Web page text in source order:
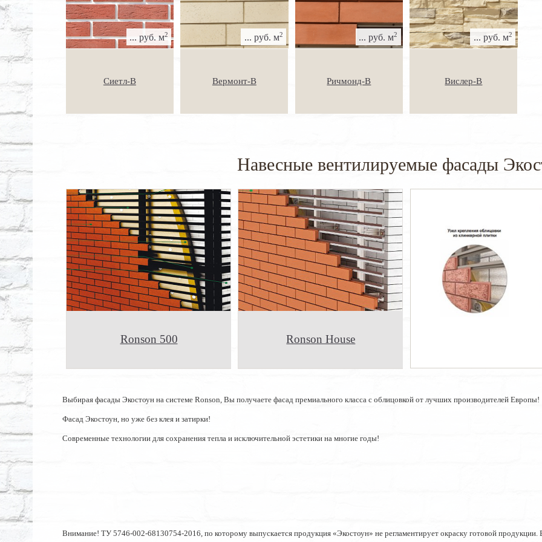
... руб. м2
Сиетл-В
... руб. м2
Вермонт-В
... руб. м2
Ричмонд-В
... руб. м2
Вислер-В
Навесные вентилируемые фасады
Ronson 500 Ronson House
Выбирая фасады Экостоун на системе Ronson, Вы получаете фасад премиального класса с облицовкой от лучших производителей Европы!
Фасад Экостоун, но уже без клея и затирки!
Современные технологии для сохранения тепла и исключительной эстетики на многие годы!
Внимание! ТУ 5746-002-68130754-2016, по которому выпускается продукция «Экостоун» не регламентирует окраску готовой